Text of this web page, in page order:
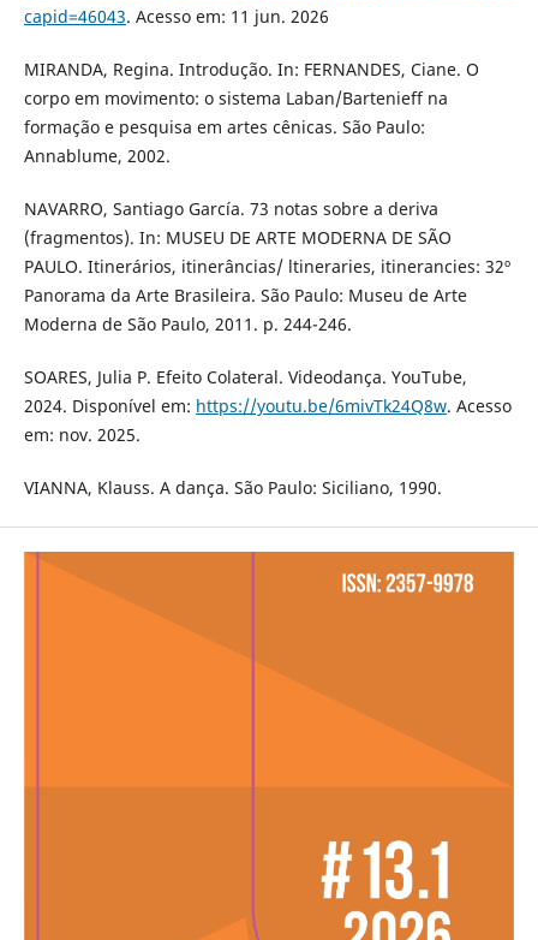
capid=46043. Acesso em: 11 jun. 2026
MIRANDA, Regina. Introdução. In: FERNANDES, Ciane. O
corpo em movimento: o sistema Laban/Bartenieff na
formação e pesquisa em artes cênicas. São Paulo:
Annablume, 2002.
NAVARRO, Santiago García. 73 notas sobre a deriva
(fragmentos). In: MUSEU DE ARTE MODERNA DE SÃO
PAULO. Itinerários, itinerâncias/ ltineraries, itinerancies: 32º
Panorama da Arte Brasileira. São Paulo: Museu de Arte
Moderna de São Paulo, 2011. p. 244-246.
SOARES, Julia P. Efeito Colateral. Videodança. YouTube,
2024. Disponível em: https://youtu.be/6mivTk24Q8w. Acesso
em: nov. 2025.
VIANNA, Klauss. A dança. São Paulo: Siciliano, 1990.